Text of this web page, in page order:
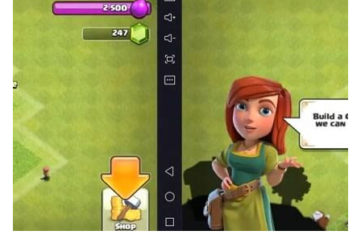
通過紙牌克朗代克每日挑戰讓您的頭腦保持活躍！練習你的
邏輯能力、記憶力和耐心。隨時隨地在您的移動設備上玩這
些紙牌遊戲，成為真正的紙牌接龍大師！
♥ 輕鬆的消遣
當您感到疲倦或需要休息時，玩經典的單人紙牌遊戲。短克
朗代克紙牌遊戲將幫助您分散日常工作的注意力並保持專
注。